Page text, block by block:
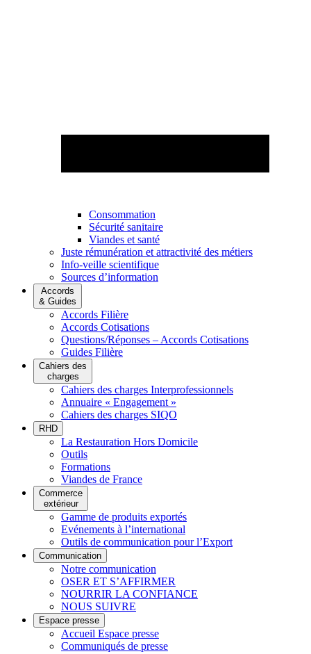
Consommation
Sécurité sanitaire
Viandes et santé
Juste rémunération et attractivité des métiers
Info-veille scientifique
Sources d’information
Accords
& Guides
Accords Filière
Accords Cotisations
Questions/Réponses – Accords Cotisations
Guides Filière
Cahiers des
charges
Cahiers des charges Interprofessionnels
Annuaire « Engagement »
Cahiers des charges SIQO
RHD
La Restauration Hors Domicile
Outils
Formations
Viandes de France
Commerce
extérieur
Gamme de produits exportés
Evénements à l’international
Outils de communication pour l’Export
Communication
Notre communication
OSER ET S’AFFIRMER
NOURRIR LA CONFIANCE
NOUS SUIVRE
Espace presse
Accueil Espace presse
Communiqués de presse